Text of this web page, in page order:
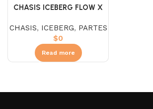
CHASIS ICEBERG FLOW X
CHASIS, ICEBERG, PARTES
$0
Read more